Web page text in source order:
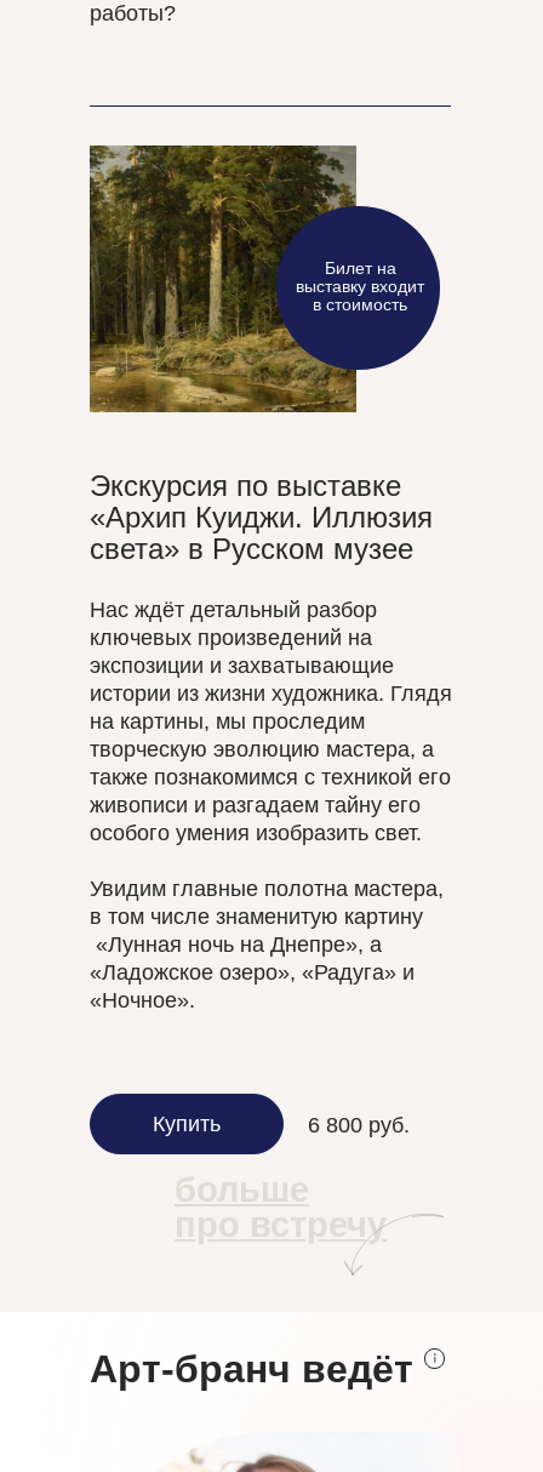
Экскурсия по выставке
«Архип Куиджи. Иллюзия
света» в Русском музее
работы?
Нас ждёт детальный разбор
ключевых произведений на
экспозиции и захватывающие
истории из жизни художника. Глядя
на картины, мы проследим
творческую эволюцию мастера, а
также познакомимся с техникой его
живописи и разгадаем тайну его
особого умения изобразить свет.
Увидим главные полотна мастера,
в том числе знаменитую картину
«Лунная ночь на Днепре», а
«Ладожское озеро», «Радуга» и
«Ночное».
Билет на
выставку входит
в стоимость
больше
про встречу
6 800 руб.
Купить
Арт-бранч ведёт